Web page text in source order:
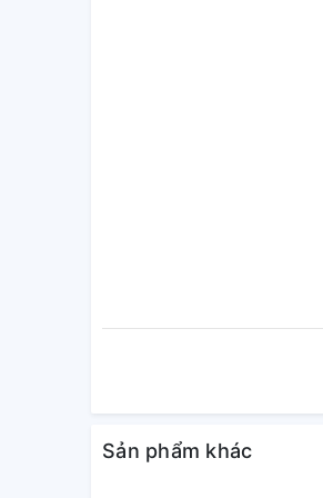
Sản phẩm khác